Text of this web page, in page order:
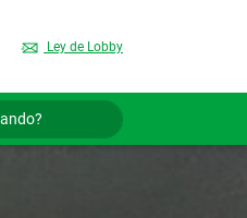
Ley de Lobby